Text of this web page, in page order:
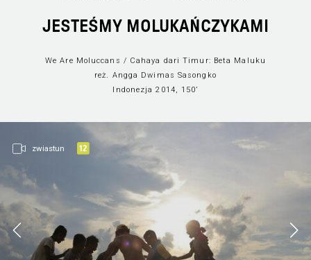
Wszystkie sekcje
JESTEŚMY MOLUKAŃCZYKAMI
We Are Moluccans / Cahaya dari Timur: Beta Maluku
reż. Angga Dwimas Sasongko
Indonezja 2014, 150’
zwiastun